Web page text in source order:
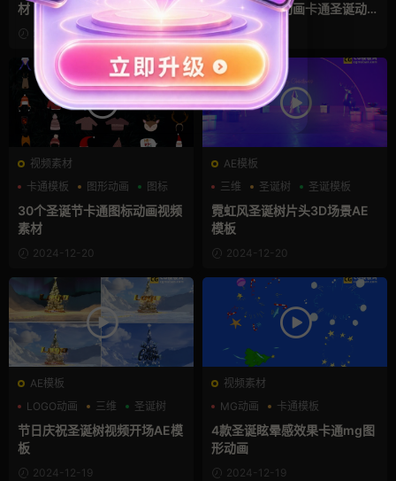
材
2024-12-22
剪映素材mg动画卡通圣诞动
态插图
2024-12-21
视频素材
卡通模板
图形动画 图标
30个圣诞节卡通图标动画视频
素材
2024-12-20
AE模板
三维
圣诞树 圣诞模板
霓虹风圣诞树片头3D场景AE
模板
2024-12-20
AE模板
LOGO动画
三维 圣诞树
节日庆祝圣诞树视频开场AE模
板
2024-12-19
视频素材
MG动画
卡通模板
图形动画
4款圣诞眩晕感效果卡通mg图
形动画
2024-12-19